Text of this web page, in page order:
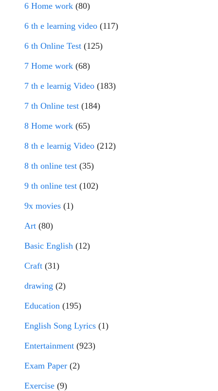
6 Home work (80)
6 th e learning video (117)
6 th Online Test (125)
7 Home work (68)
7 th e learnig Video (183)
7 th Online test (184)
8 Home work (65)
8 th e learnig Video (212)
8 th online test (35)
9 th online test (102)
9x movies (1)
Art (80)
Basic English (12)
Craft (31)
drawing (2)
Education (195)
English Song Lyrics (1)
Entertainment (923)
Exam Paper (2)
Exercise (9)